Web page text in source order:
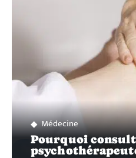
Médecine
Pourquoi